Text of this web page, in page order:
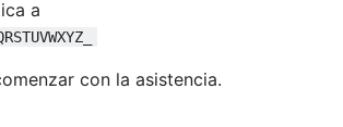
a
con la asistencia.